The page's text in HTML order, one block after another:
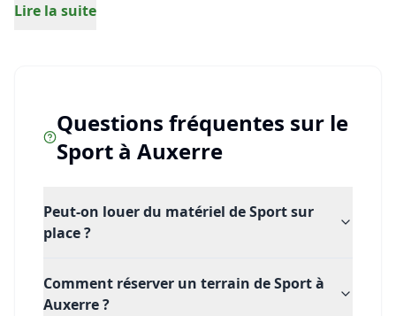
soyez débutant ou joueur expérimenté, profitez
Lire la suite
Questions fréquentes sur le
Sport àAuxerre
Peut-on louer du matériel de Sport sur
place ?
Comment réserver un terrain de Sport à
Auxerre ?